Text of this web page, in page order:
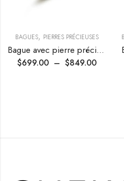
BAGUES, PIERRES PRÉCIEUSES
Bague avec pierre précieuse créée ovale et diamants
$699.00 – $849.00